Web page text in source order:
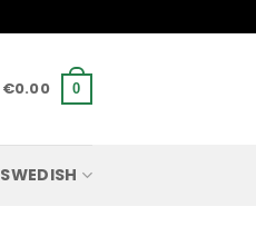
€0.00 0
SWEDISH